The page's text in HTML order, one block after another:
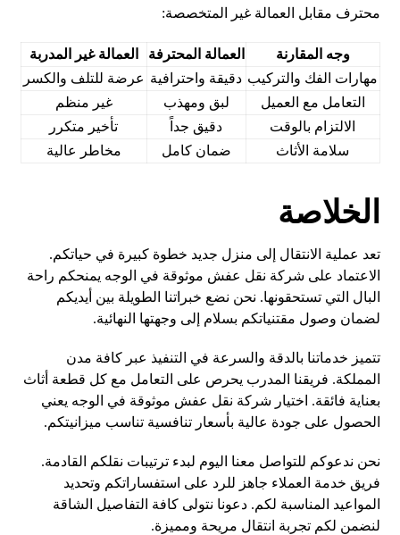
محترف مقابل العمالة غير المتخصصة:
وجه المقارنة العمالة المحترفة
العمالة غير المدربة
مهارات الفك والتركيب دقيقة واحترافية عرضة للتلف والكسر
التعامل مع العميل
لبق ومهذب
غير منظم
الالتزام بالوقت
دقيق جداً
تأخير متكرر
سلامة الأثاث
ضمان كامل مخاطر عالية
الخلاصة
تعد عملية الانتقال إلى منزل جديد خطوة كبيرة في حياتكم.
الاعتماد على شركة نقل عفش موثوقة في الوجه يمنحكم راحة
البال التي تستحقونها. نحن نضع خبراتنا الطويلة بين أيديكم
لضمان وصول مقتنياتكم بسلام إلى وجهتها النهائية.
تتميز خدماتنا بالدقة والسرعة في التنفيذ عبر كافة مدن
المملكة. فريقنا المدرب يحرص على التعامل مع كل قطعة أثاث
بعناية فائقة. اختيار شركة نقل عفش موثوقة في الوجه يعني
الحصول على جودة عالية بأسعار تنافسية تناسب ميزانيتكم.
نحن ندعوكم للتواصل معنا اليوم لبدء ترتيبات نقلكم القادمة.
فريق خدمة العملاء جاهز للرد على استفساراتكم وتحديد
المواعيد المناسبة لكم. دعونا نتولى كافة التفاصيل الشاقة
لنضمن لكم تجربة انتقال مريحة ومميزة.